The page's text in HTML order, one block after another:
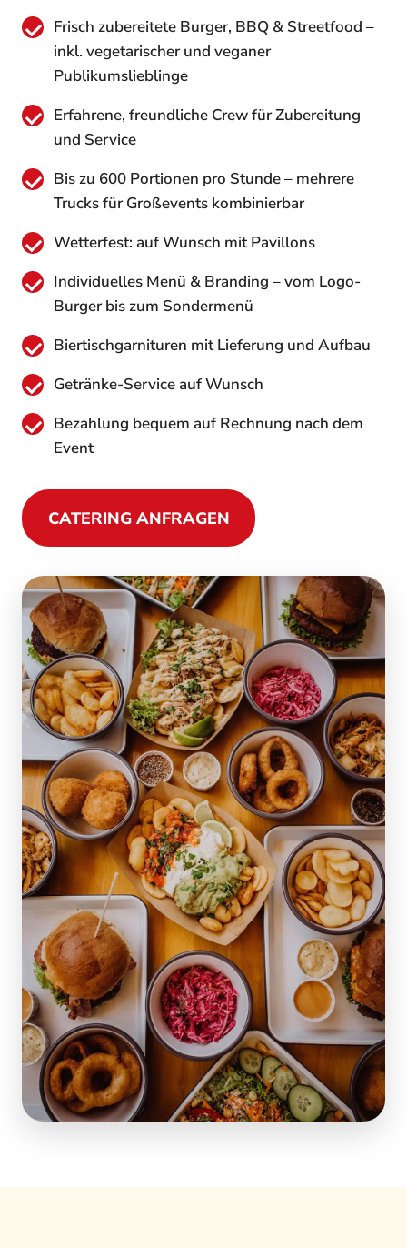
Frisch zubereitete Burger, BBQ & Streetfood –
inkl. vegetarischer und veganer
Publikumslieblinge
Erfahrene, freundliche Crew für Zubereitung
und Service
Bis zu 600 Portionen pro Stunde – mehrere
Trucks für Großevents kombinierbar
Wetterfest: auf Wunsch mit Pavillons
Individuelles Menü & Branding – vom Logo-
Burger bis zum Sondermenü
Biertischgarnituren mit Lieferung und Aufbau
Getränke-Service auf Wunsch
Bezahlung bequem auf Rechnung nach dem
Event
CATERING ANFRAGEN